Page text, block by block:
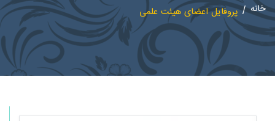
خانه پروفایل اعضای هیئت علمی